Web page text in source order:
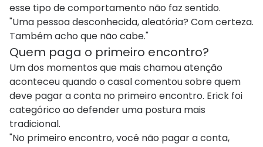
esse tipo de comportamento não faz sentido.
"Uma pessoa desconhecida, aleatória? Com certeza.
Também acho que não cabe."
Quem paga o primeiro encontro?
Um dos momentos que mais chamou atenção
aconteceu quando o casal comentou sobre quem
deve pagar a conta no primeiro encontro. Erick foi
categórico ao defender uma postura mais
tradicional.
"No primeiro encontro, você não pagar a conta,